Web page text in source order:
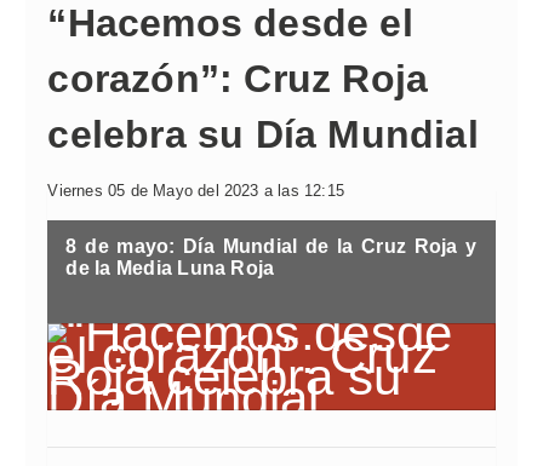
“Hacemos desde el
corazón”: Cruz Roja
celebra su Día Mundial
Viernes 05 de Mayo del 2023 a las 12:15
8 de mayo: Día Mundial de la Cruz Roja y
de la Media Luna Roja